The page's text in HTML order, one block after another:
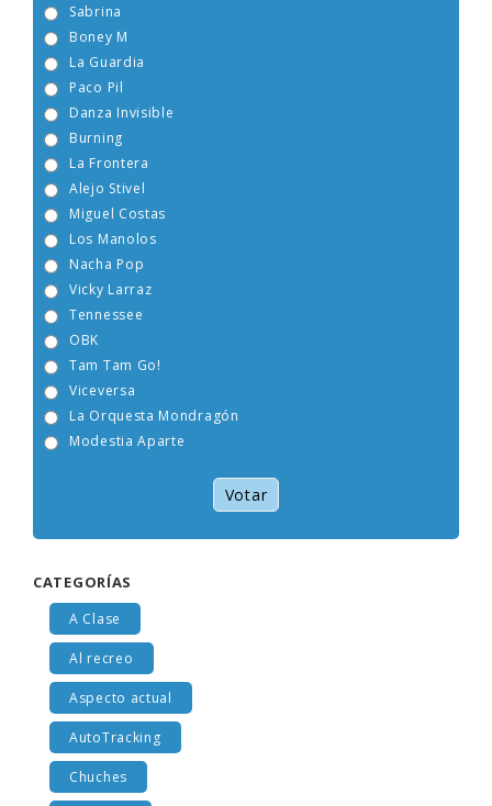
Sabrina
Boney M
La Guardia
Paco Pil
Danza Invisible
Burning
La Frontera
Alejo Stivel
Miguel Costas
Los Manolos
Nacha Pop
Vicky Larraz
Tennessee
OBK
Tam Tam Go!
Viceversa
La Orquesta Mondragón
Modestia Aparte
Votar
CATEGORÍAS
A Clase
Al recreo
Aspecto actual
AutoTracking
Chuches